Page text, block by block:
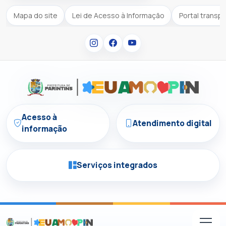
Mapa do site Lei de Acesso à Informação Portal
Acesso à
informação
Atendimento digital
Serviços integrados